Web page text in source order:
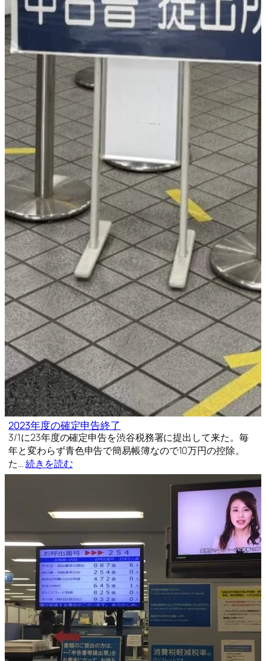
2023年度の確定申告終了
3/1に23年度の確定申告を渋谷税務署に提出して来た。毎
年と変わらず青色申告で簡易帳簿なので10万円の控除。
た…続きを読む